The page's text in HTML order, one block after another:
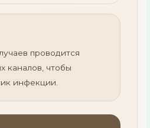
проводится
каналов, чтобы
инфекции.